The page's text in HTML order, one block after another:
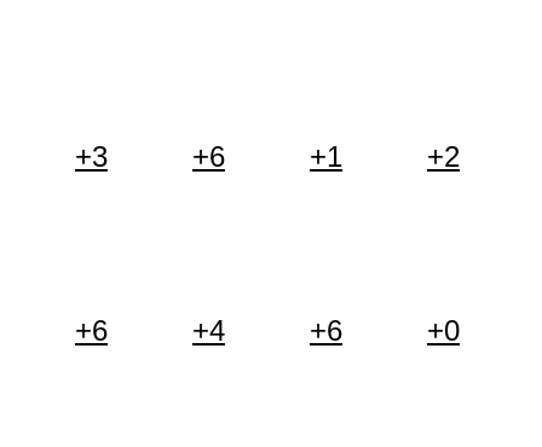
+3 +6 +1 +2
+6 +4 +6 +0